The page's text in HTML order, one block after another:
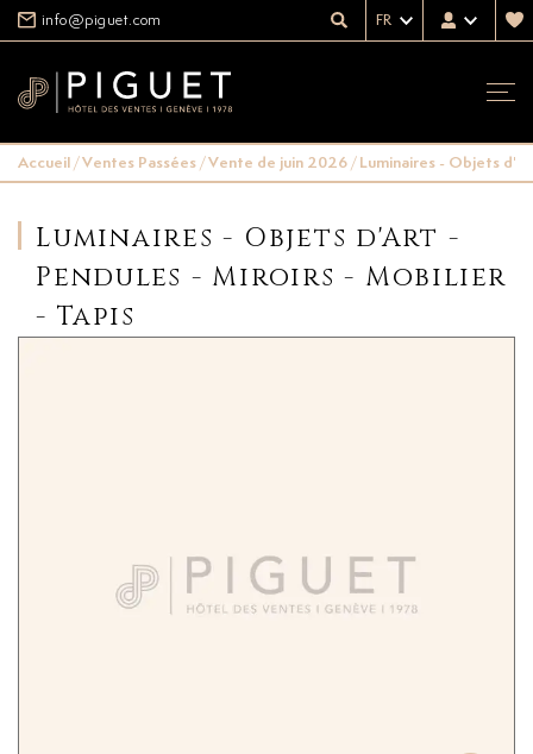
info@piguet.com FR
Accueil/Ventes Passées/Vente de juin 2026/Luminaires - Objets
Luminaires - Objets d'Art -
Pendules - Miroirs - Mobilier
- Tapis